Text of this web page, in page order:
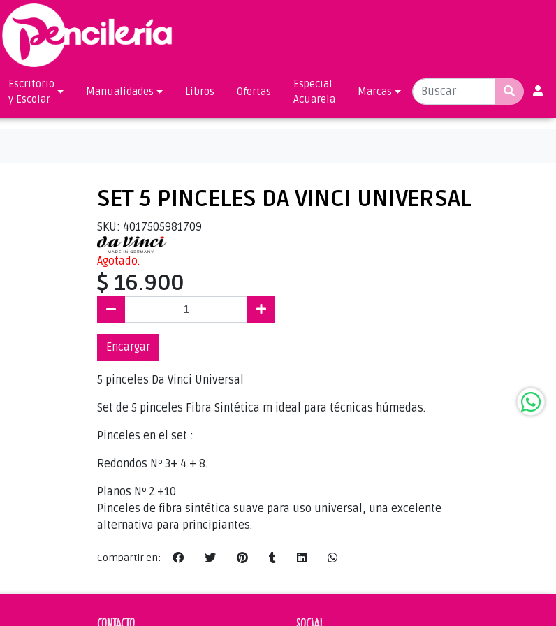
Escritorio
y Escolar
Manualidades Libros Ofertas
Especial
Acuarela
Marcas
SET 5 PINCELES DA VINCI UNIVERSAL
SKU: 4017505981709
Agotado.
$ 16.900
Encargar
5 pinceles Da Vinci Universal
Set de 5 pinceles Fibra Sintética m ideal para técnicas húmedas.
Pinceles en el set :
Redondos Nº 3+ 4 + 8.
Planos Nº 2 +10
Pinceles de fibra sintética suave para uso universal, una excelente
alternativa para principiantes.
Compartir en: